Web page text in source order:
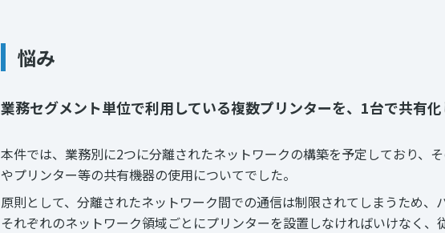
悩み
業務セグメント単位で利用している複数プリンターを、1台で共有
本件では、業務別に2つに分離されたネットワークの構築を予定しており、
やプリンター等の共有機器の使用についてでした。
原則として、分離されたネットワーク間での通信は制限されてしまうため、
それぞれのネットワーク領域ごとにプリンターを設置しなければいけなく